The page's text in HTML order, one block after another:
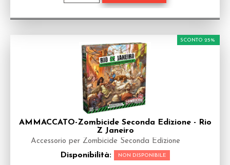
AMMACCATO-Zombicide Seconda Edizione - Rio
Z Janeiro
Accessorio per Zombicide Seconda Edizione
Disponibilità: NON DISPONIBILE
SCONTO 25%